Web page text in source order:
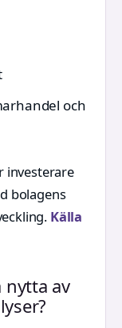
och
investerare
bolagens
Källa
nytta av